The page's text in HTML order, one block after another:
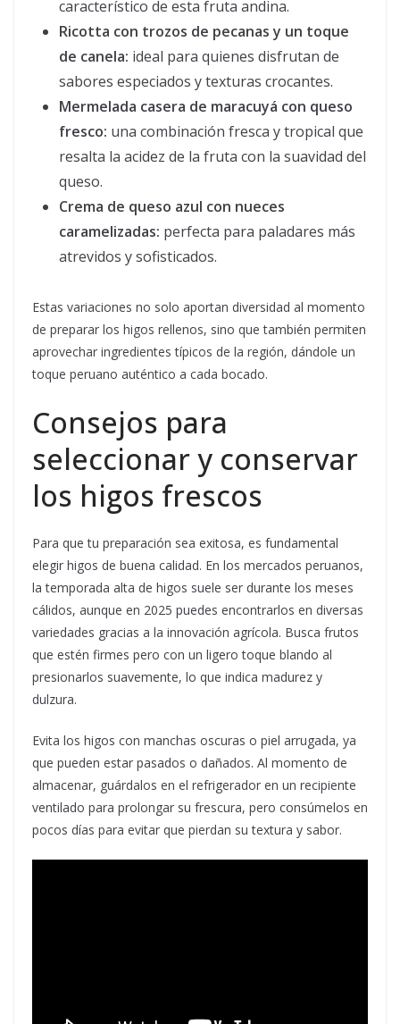
característico de esta fruta andina.
Ricotta con trozos de pecanas y un toque
de canela: ideal para quienes disfrutan de
sabores especiados y texturas crocantes.
Mermelada casera de maracuyá con queso
fresco: una combinación fresca y tropical que
resalta la acidez de la fruta con la suavidad del
queso.
Crema de queso azul con nueces
caramelizadas: perfecta para paladares más
atrevidos y sofisticados.
Estas variaciones no solo aportan diversidad al momento
de preparar los higos rellenos, sino que también permiten
aprovechar ingredientes típicos de la región, dándole un
toque peruano auténtico a cada bocado.
Consejos para
seleccionar y conservar
los higos frescos
Para que tu preparación sea exitosa, es fundamental
elegir higos de buena calidad. En los mercados peruanos,
la temporada alta de higos suele ser durante los meses
cálidos, aunque en 2025 puedes encontrarlos en diversas
variedades gracias a la innovación agrícola. Busca frutos
que estén firmes pero con un ligero toque blando al
presionarlos suavemente, lo que indica madurez y
dulzura.
Evita los higos con manchas oscuras o piel arrugada, ya
que pueden estar pasados o dañados. Al momento de
almacenar, guárdalos en el refrigerador en un recipiente
ventilado para prolongar su frescura, pero consúmelos en
pocos días para evitar que pierdan su textura y sabor.